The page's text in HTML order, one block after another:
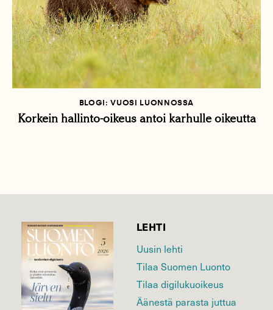
BLOGI: VUOSI LUONNOSSA
Korkein hallinto-oikeus antoi karhulle oikeutta
LEHTI
Uusin lehti
Tilaa Suomen Luonto
Tilaa digilukuoikeus
Äänestä parasta juttua